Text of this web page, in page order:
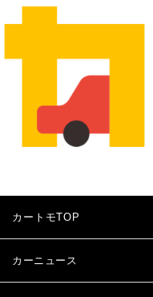
カートモTOP
カーニュース